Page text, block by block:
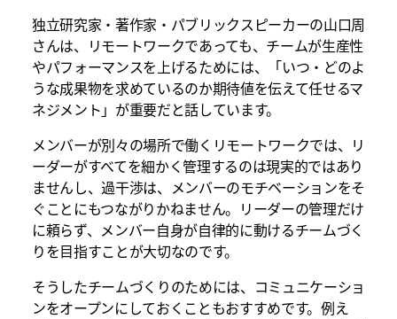
独立研究家・著作家・パブリックスピーカーの山口周
さんは、リモートワークであっても、チームが生産性
やパフォーマンスを上げるためには、「いつ・どのよ
うな成果物を求めているのか期待値を伝えて任せるマ
ネジメント」が重要だと話しています。
メンバーが別々の場所で働くリモートワークでは、リ
ーダーがすべてを細かく管理するのは現実的ではあり
ませんし、過干渉は、メンバーのモチベーションをそ
ぐことにもつながりかねません。リーダーの管理だけ
に頼らず、メンバー自身が自律的に動けるチームづく
りを目指すことが大切なのです。
そうしたチームづくりのためには、コミュニケーショ
ンをオープンにしておくこともおすすめです。例え